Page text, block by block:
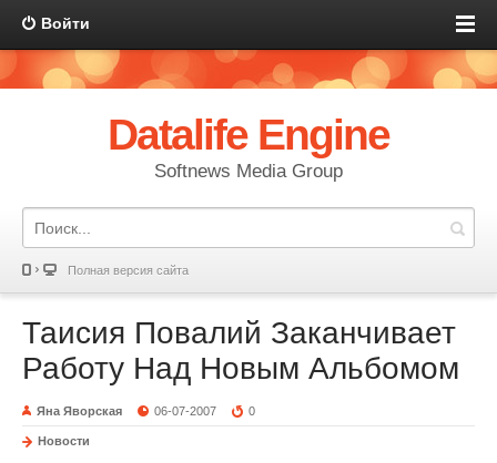
Войти
Datalife Engine
Softnews Media Group
Полная версия сайта
Таисия Повалий Заканчивает
Работу Над Новым Альбомом
Яна Яворская 06-07-2007 0
Новости